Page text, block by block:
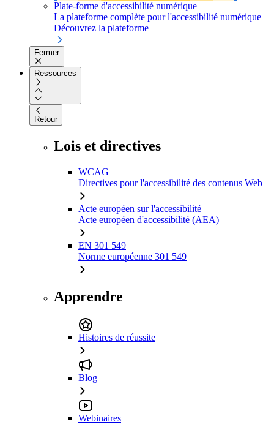
Plate-forme d'accessibilité numérique
La plateforme complète pour l'accessibilité numérique
Découvrez la plateforme
Fermer
Ressources
Retour
Lois et directives
WCAG
Directives pour l'accessibilité des contenus Web
Acte européen sur l'accessibilité
Acte européen d'accessibilité (AEA)
EN 301 549
Norme européenne 301 549
Apprendre
Histoires de réussite
Blog
Webinaires